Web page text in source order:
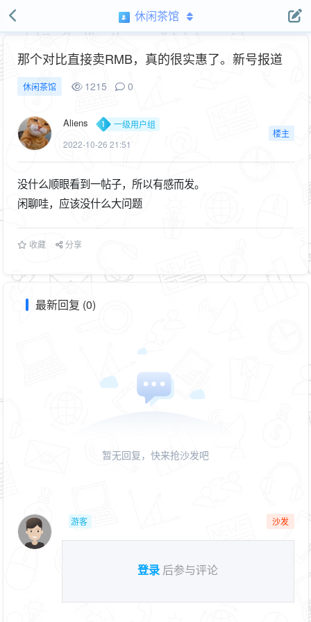
休闲茶馆
那个对比直接卖RMB，真的很实惠了。新号报道
休闲茶馆 1215 0
Aliens
一级用户组
2022-10-26 21:51
楼主
没什么顺眼看到一帖子，所以有感而发。
闲聊哇，应该没什么大问题
收藏 分享
最新回复 (0)
暂无回复，快来抢沙发吧
游客 沙发
登录 后参与评论